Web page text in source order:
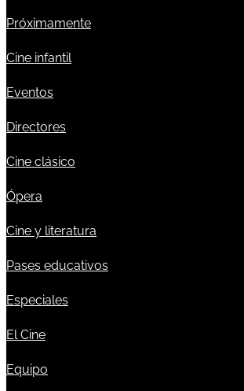
Próximamente
Cine infantil
Eventos
Directores
Cine clásico
Ópera
Cine y literatura
Pases educativos
Especiales
El Cine
Equipo